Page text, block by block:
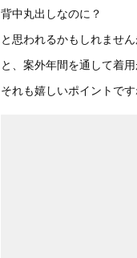
背中丸出しなのに？
と思われるかもしれませ
と、案外年間を通して着
それも嬉しいポイントで